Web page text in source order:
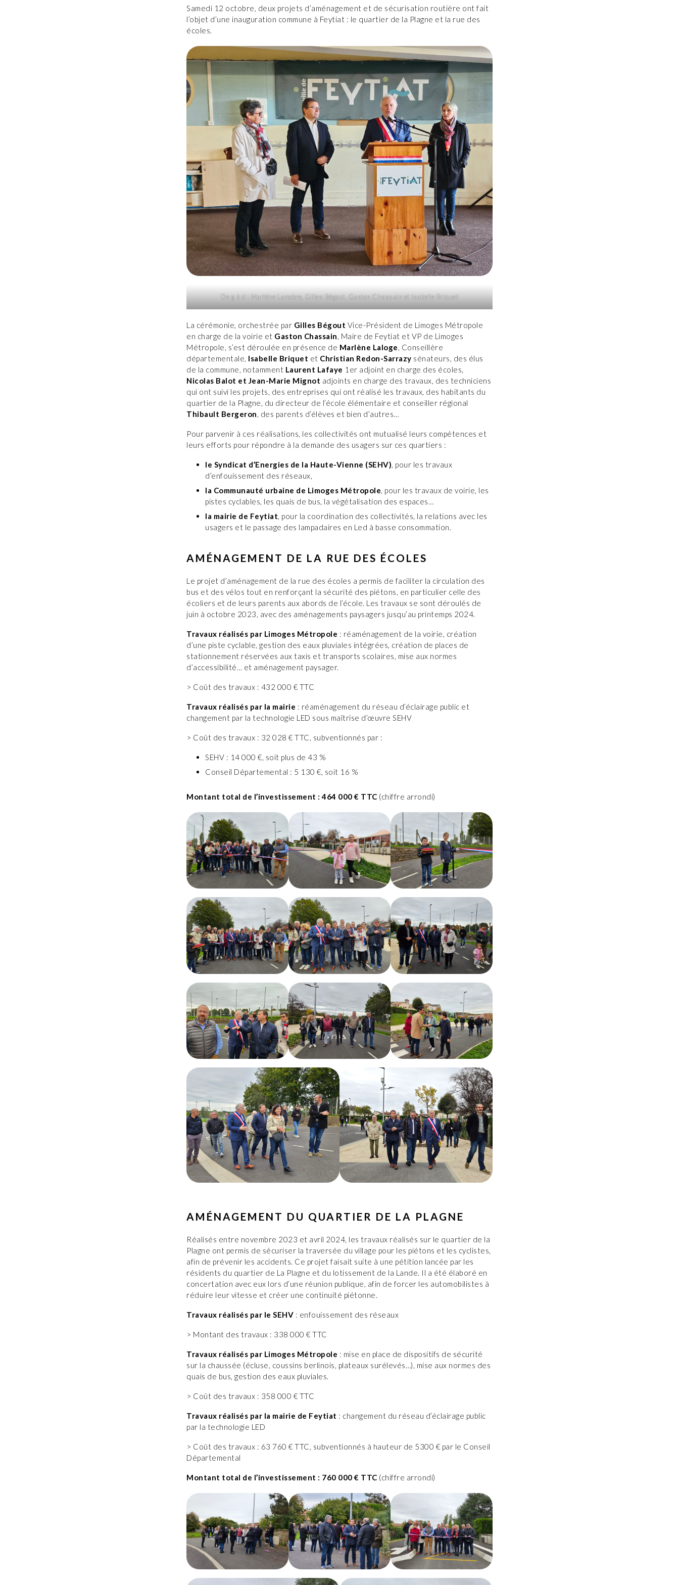
Samedi 12 octobre, deux projets d’aménagement et de sécurisation routière ont fait
l’objet d’une inauguration commune à Feytiat : le quartier de la Plagne et la rue des
écoles.
De g à d : Marlène Lanobre, Gilles Bégout, Gaston Chassain et Isabelle Briquet
La cérémonie, orchestrée par Gilles Bégout Vice-Président de Limoges Métropole
en charge de la voirie et Gaston Chassain, Maire de Feytiat et VP de Limoges
Métropole, s’est déroulée en présence de Marlène Laloge, Conseillère
départementale, Isabelle Briquet et Christian Redon-Sarrazy sénateurs, des élus
de la commune, notamment Laurent Lafaye 1er adjoint en charge des écoles,
Nicolas Balot et Jean-Marie Mignot adjoints en charge des travaux, des techniciens
qui ont suivi les projets, des entreprises qui ont réalisé les travaux, des habitants du
quartier de la Plagne, du directeur de l’école élémentaire et conseiller régional
Thibault Bergeron, des parents d’élèves et bien d’autres…
Pour parvenir à ces réalisations, les collectivités ont mutualisé leurs compétences et
leurs efforts pour répondre à la demande des usagers sur ces quartiers :
le Syndicat d’Energies de la Haute-Vienne (SEHV), pour les travaux
d’enfouissement des réseaux,
la Communauté urbaine de Limoges Métropole, pour les travaux de voirie, les
pistes cyclables, les quais de bus, la végétalisation des espaces…
la mairie de Feytiat, pour la coordination des collectivités, la relations avec les
usagers et le passage des lampadaires en Led à basse consommation.
AMÉNAGEMENT DE LA RUE DES ÉCOLES
Le projet d’aménagement de la rue des écoles a permis de faciliter la circulation des
bus et des vélos tout en renforçant la sécurité des piétons, en particulier celle des
écoliers et de leurs parents aux abords de l’école. Les travaux se sont déroulés de
juin à octobre 2023, avec des aménagements paysagers jusqu’au printemps 2024.
Travaux réalisés par Limoges Métropole : réaménagement de la voirie, création
d’une piste cyclable, gestion des eaux pluviales intégrées, création de places de
stationnement réservées aux taxis et transports scolaires, mise aux normes
d’accessibilité… et aménagement paysager.
> Coût des travaux : 432 000 € TTC
Travaux réalisés par la mairie : réaménagement du réseau d’éclairage public et
changement par la technologie LED sous maîtrise d’œuvre SEHV
> Coût des travaux : 32 028 € TTC, subventionnés par :
SEHV : 14 000 €, soit plus de 43 %
Conseil Départemental : 5 130 €, soit 16 %
Montant total de l’investissement : 464 000 € TTC (chiffre arrondi)
AMÉNAGEMENT DU QUARTIER DE LA PLAGNE
Réalisés entre novembre 2023 et avril 2024, les travaux réalisés sur le quartier de la
Plagne ont permis de sécuriser la traversée du village pour les piétons et les cyclistes,
afin de prévenir les accidents. Ce projet faisait suite à une pétition lancée par les
résidents du quartier de La Plagne et du lotissement de la Lande. Il a été élaboré en
concertation avec eux lors d’une réunion publique, afin de forcer les automobilistes à
réduire leur vitesse et créer une continuité piétonne.
Travaux réalisés par le SEHV : enfouissement des réseaux
> Montant des travaux : 338 000 € TTC
Travaux réalisés par Limoges Métropole : mise en place de dispositifs de sécurité
sur la chaussée (écluse, coussins berlinois, plateaux surélevés…), mise aux normes des
quais de bus, gestion des eaux pluviales.
> Coût des travaux : 358 000 € TTC
Travaux réalisés par la mairie de Feytiat : changement du réseau d’éclairage public
par la technologie LED
> Coût des travaux : 63 760 € TTC, subventionnés à hauteur de 5300 € par le Conseil
Départemental
Montant total de l’investissement : 760 000 € TTC (chiffre arrondi)